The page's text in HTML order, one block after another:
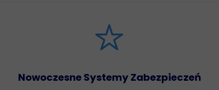
Nowoczesne Systemy Zabezpieczeń